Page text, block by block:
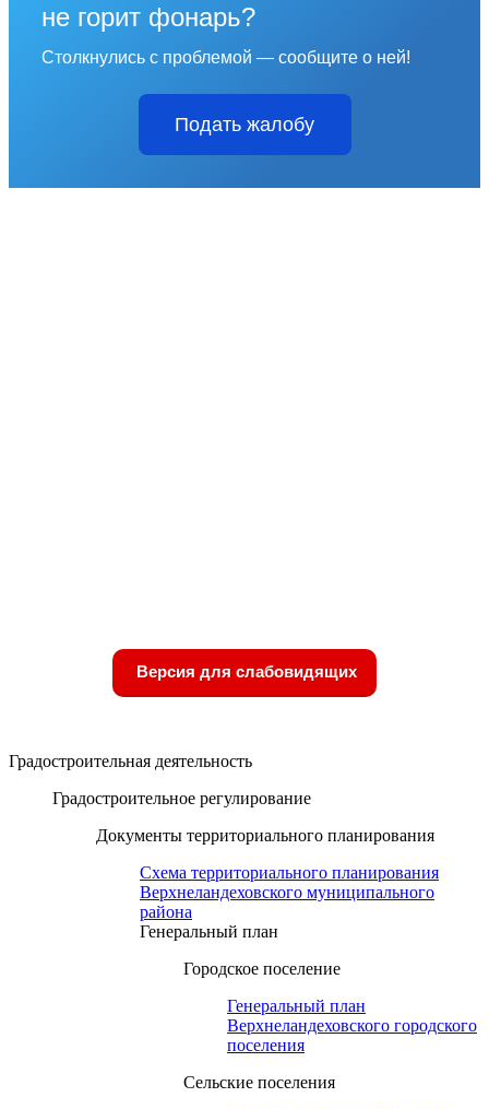
не горит фонарь?
Столкнулись с проблемой — сообщите о ней!
Подать жалобу
Версия для слабовидящих
Градостроительная деятельность
Градостроительное регулирование
Документы территориального планирования
Схема территориального планирования
Верхнеландеховского муниципального
района
Генеральный план
Городское поселение
Генеральный план
Верхнеландеховского городского
поселения
Сельские поселения